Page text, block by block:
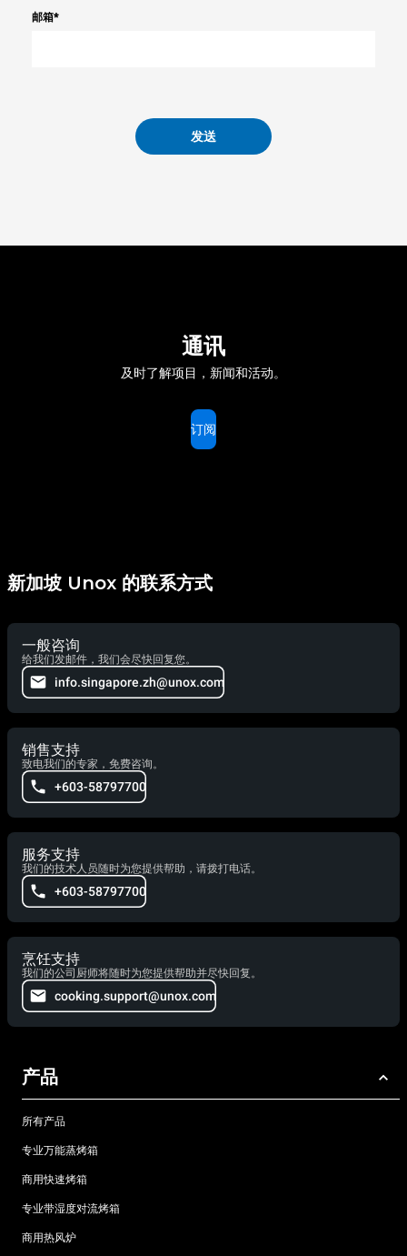
邮箱*
发送
通讯
及时了解项目，新闻和活动。
订阅
新加坡 Unox 的联系方式
一般咨询
给我们发邮件，我们会尽快回复您。
info.singapore.zh@unox.com
销售支持
致电我们的专家，免费咨询。
+603-58797700
服务支持
我们的技术人员随时为您提供帮助，请拨打电话。
+603-58797700
烹饪支持
我们的公司厨师将随时为您提供帮助并尽快回复。
cooking.support@unox.com
产品
所有产品
专业万能蒸烤箱
商用快速烤箱
专业带湿度对流烤箱
商用热风炉